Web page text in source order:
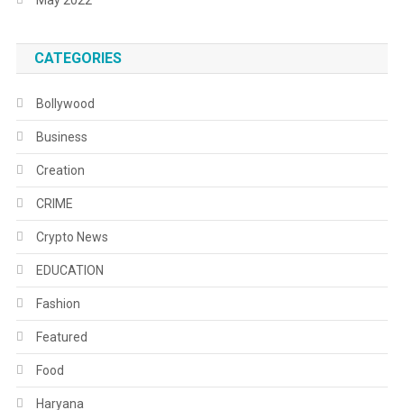
CATEGORIES
Bollywood
Business
Creation
CRIME
Crypto News
EDUCATION
Fashion
Featured
Food
Haryana